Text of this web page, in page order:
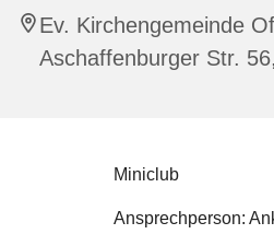
Ev. Kirchengemeinde
Aschaffenburger Str.
Miniclub
Ansprechperson: